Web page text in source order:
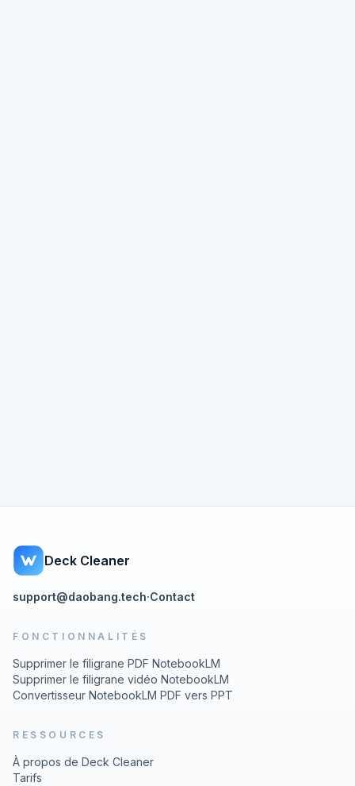
Deck Cleaner
support@daobang.tech·Contact
FONCTIONNALITÉS
Supprimer le filigrane PDF NotebookLM
Supprimer le filigrane vidéo NotebookLM
Convertisseur NotebookLM PDF vers PPT
RESSOURCES
À propos de Deck Cleaner
Tarifs